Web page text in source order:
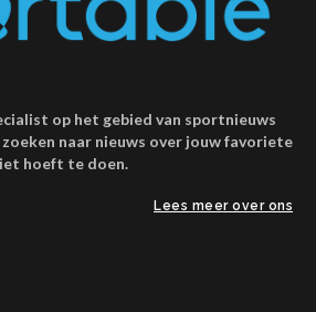
op het gebied van sportnieuws
naar nieuws over jouw favoriete
hoeft te doen.
Lees meer over ons